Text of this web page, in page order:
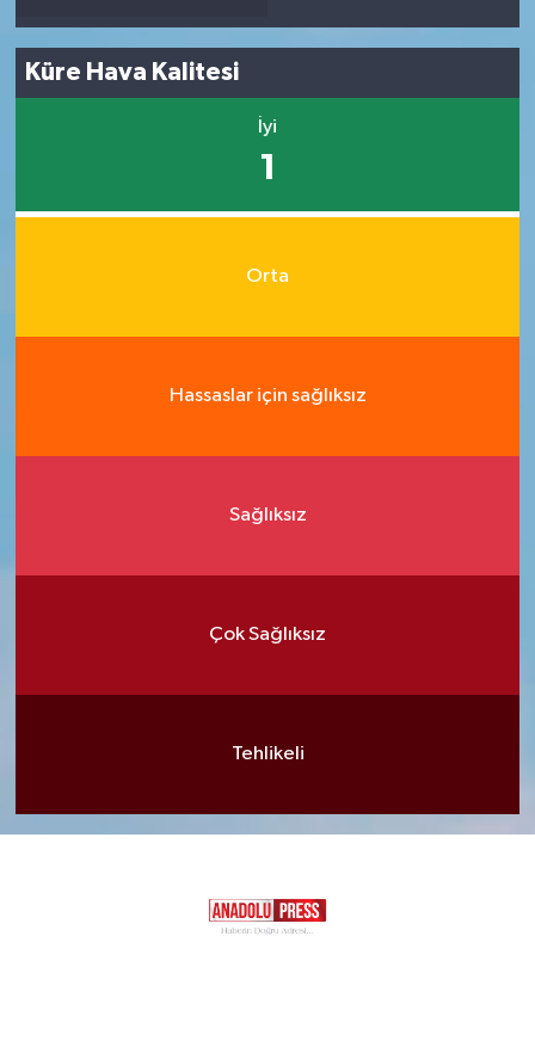
Küre Hava Kalitesi
İyi
1
Orta
Hassaslar için sağlıksız
Sağlıksız
Çok Sağlıksız
Tehlikeli